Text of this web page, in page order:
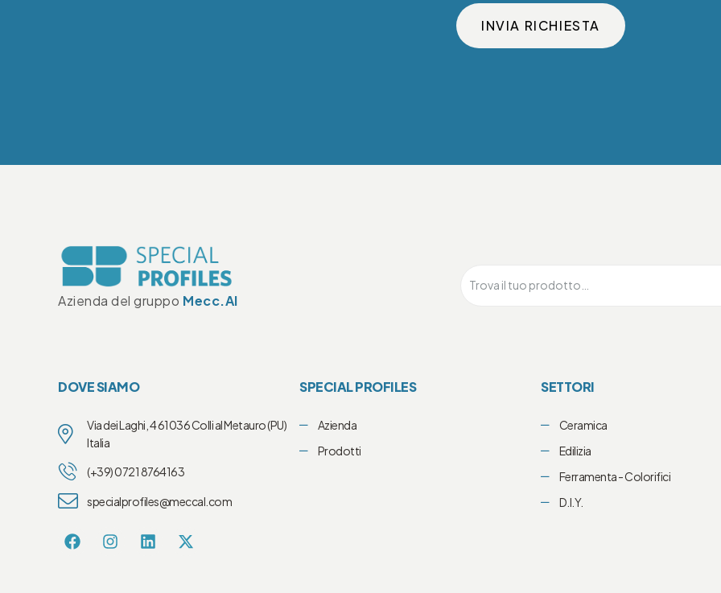
INVIA RICHIESTA
Azienda del gruppo Mecc.Al
DOVE SIAMO
Via dei Laghi, 4 61036 Colli al Metauro (PU)
Italia
(+39) 0721 8764163
specialprofiles@meccal.com
SPECIAL PROFILES
Azienda
Prodotti
SETTORI
Ceramica
Edilizia
Ferramenta - Colorifici
D.I.Y.